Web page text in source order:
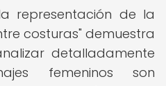
representación de la
costuras" demuestra
detalladamente
femeninos son